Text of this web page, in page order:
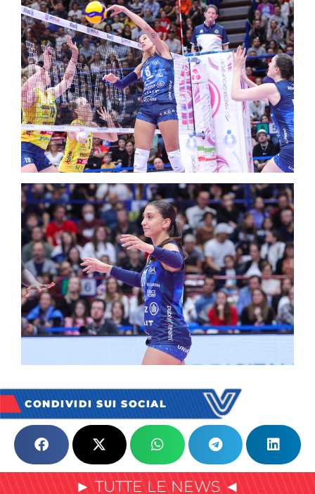
CONDIVIDI SUI SOCIAL
► TUTTE LE NEWS ◄